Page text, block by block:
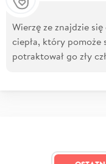
Wierzę ze znajdzie
ciepła, który pomoże
potraktował go zły